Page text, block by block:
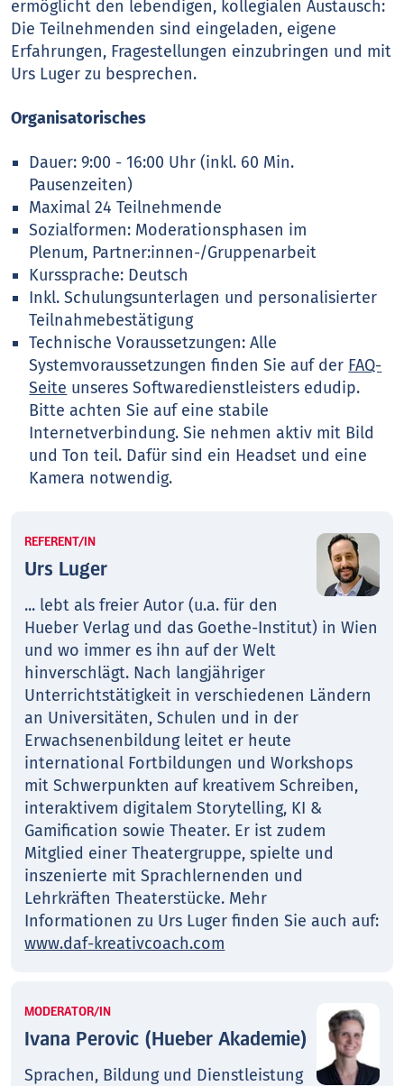
ermöglicht den lebendigen, kollegialen Austausch:
Die Teilnehmenden sind eingeladen, eigene
Erfahrungen, Fragestellungen einzubringen und mit
Urs Luger zu besprechen.
Organisatorisches
Dauer: 9:00 - 16:00 Uhr (inkl. 60 Min.
Pausenzeiten)
Maximal 24 Teilnehmende
Sozialformen: Moderationsphasen im
Plenum, Partner:innen-/Gruppenarbeit
Kurssprache: Deutsch
Inkl. Schulungsunterlagen und personalisierter
Teilnahmebestätigung
Technische Voraussetzungen: Alle
Systemvoraussetzungen finden Sie auf der FAQ-
Seite unseres Softwaredienstleisters edudip.
Bitte achten Sie auf eine stabile
Internetverbindung. Sie nehmen aktiv mit Bild
und Ton teil. Dafür sind ein Headset und eine
Kamera notwendig.
REFERENT/IN
Urs Luger
... lebt als freier Autor (u.a. für den
Hueber Verlag und das Goethe-Institut) in Wien
und wo immer es ihn auf der Welt
hinverschlägt. Nach langjähriger
Unterrichtstätigkeit in verschiedenen Ländern
an Universitäten, Schulen und in der
Erwachsenenbildung leitet er heute
international Fortbildungen und Workshops
mit Schwerpunkten auf kreativem Schreiben,
interaktivem digitalem Storytelling, KI &
Gamification sowie Theater. Er ist zudem
Mitglied einer Theatergruppe, spielte und
inszenierte mit Sprachlernenden und
Lehrkräften Theaterstücke. Mehr
Informationen zu Urs Luger finden Sie auch auf:
www.daf-kreativcoach.com
MODERATOR/IN
Ivana Perovic (Hueber Akademie)
Sprachen, Bildung und Dienstleistung